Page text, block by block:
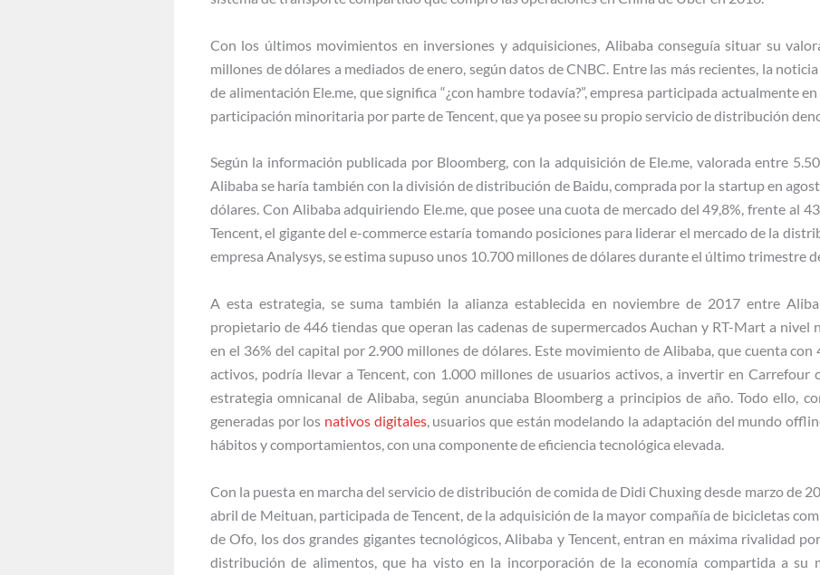
Con los últimos movimientos en inversiones y adquisiciones, Alibaba conseguía situar su
millones de dólares a mediados de enero, según datos de CNBC. Entre las más recientes, la
de alimentación Ele.me, que significa “¿con hambre todavía?”, empresa participada actualmente
participación minoritaria por parte de Tencent, que ya posee su propio servicio de distribución
Según la información publicada por Bloomberg, con la adquisición de Ele.me, valorada entre
Alibaba se haría también con la división de distribución de Baidu, comprada por la startup en
dólares. Con Alibaba adquiriendo Ele.me, que posee una cuota de mercado del 49,8%, frente al
Tencent, el gigante del e-commerce estaría tomando posiciones para liderar el mercado de la
empresa Analysys, se estima supuso unos 10.700 millones de dólares durante el último trimestre
A esta estrategia, se suma también la alianza establecida en noviembre de 2017 entre
propietario de 446 tiendas que operan las cadenas de supermercados Auchan y RT-Mart a nivel
en el 36% del capital por 2.900 millones de dólares. Este movimiento de Alibaba, que cuenta
activos, podría llevar a Tencent, con 1.000 millones de usuarios activos, a invertir en Carrefour
estrategia omnicanal de Alibaba, según anunciaba Bloomberg a principios de año. Todo ello,
generadas por los nativos digitales, usuarios que están modelando la adaptación del mundo
hábitos y comportamientos, con una componente de eficiencia tecnológica elevada.
Con la puesta en marcha del servicio de distribución de comida de Didi Chuxing desde marzo de
abril de Meituan, participada de Tencent, de la adquisición de la mayor compañía de bicicletas
de Ofo, los dos grandes gigantes tecnológicos, Alibaba y Tencent, entran en máxima rivalidad
distribución de alimentos, que ha visto en la incorporación de la economía compartida a su